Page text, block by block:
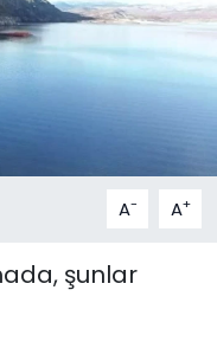
A- A+
şunlar